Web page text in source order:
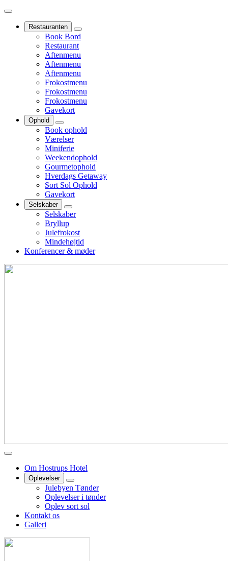
Restauranten
Book Bord
Restaurant
Aftenmenu
Aftenmenu
Aftenmenu
Frokostmenu
Frokostmenu
Frokostmenu
Gavekort
Ophold
Book ophold
Værelser
Miniferie
Weekendophold
Gourmetophold
Hverdags Getaway
Sort Sol Ophold
Gavekort
Selskaber
Selskaber
Bryllup
Julefrokost
Mindehøjtid
Konferencer & møder
Om Hostrups Hotel
Oplevelser
Julebyen Tønder
Oplevelser i tønder
Oplev sort sol
Kontakt os
Galleri